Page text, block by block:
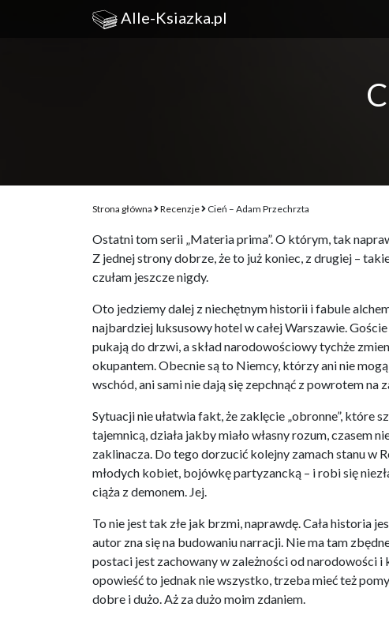
Alle-Ksiazka.pl
Strona główna Recenzje Cień – Adam Przechrzta
Ostatni tom serii „Materia prima”. O którym, tak
Z jednej strony dobrze, że to już koniec, z drugiej –
czułam jeszcze nigdy.
Oto jedziemy dalej z niechętnym historii i fabule
najbardziej luksusowy hotel w całej Warszawie.
pukają do drzwi, a skład narodowościowy tychże
okupantem. Obecnie są to Niemcy, którzy ani nie
wschód, ani sami nie dają się zepchnąć z powrotem na
Sytuacji nie ułatwia fakt, że zaklęcie „obronne”, które
tajemnicą, działa jakby miało własny rozum, czasem
zaklinacza. Do tego dorzucić kolejny zamach stanu w
młodych kobiet, bojówkę partyzancką – i robi się
ciąża z demonem. Jej.
To nie jest tak złe jak brzmi, naprawdę. Cała historia
autor zna się na budowaniu narracji. Nie ma tam
postaci jest zachowany w zależności od narodowości i
opowieść to jednak nie wszystko, trzeba mieć też
dobre i dużo. Aż za dużo moim zdaniem.